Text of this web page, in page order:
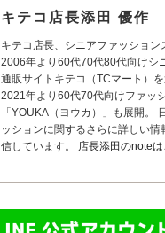
キテコ店長添田 優作
キテコ店長、シニアファッション
2006年より60代70代80代向けシ
通販サイトキテコ（TCマート）を
2021年より60代70代向けファッ
「YOUKA（ヨウカ）」も展開。
ッションに関するさらに詳しい情
信しています。 店長添田のnoteは